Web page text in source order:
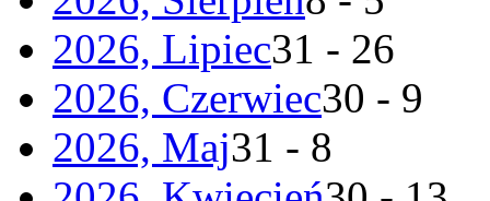
2026, Lipiec31 - 26
2026, Czerwiec30 - 9
2026, Maj31 - 8